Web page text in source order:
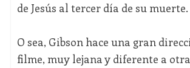
de Jesús al tercer día de su muerte.
O sea, Gibson hace una gran
filme, muy lejana y diferente a